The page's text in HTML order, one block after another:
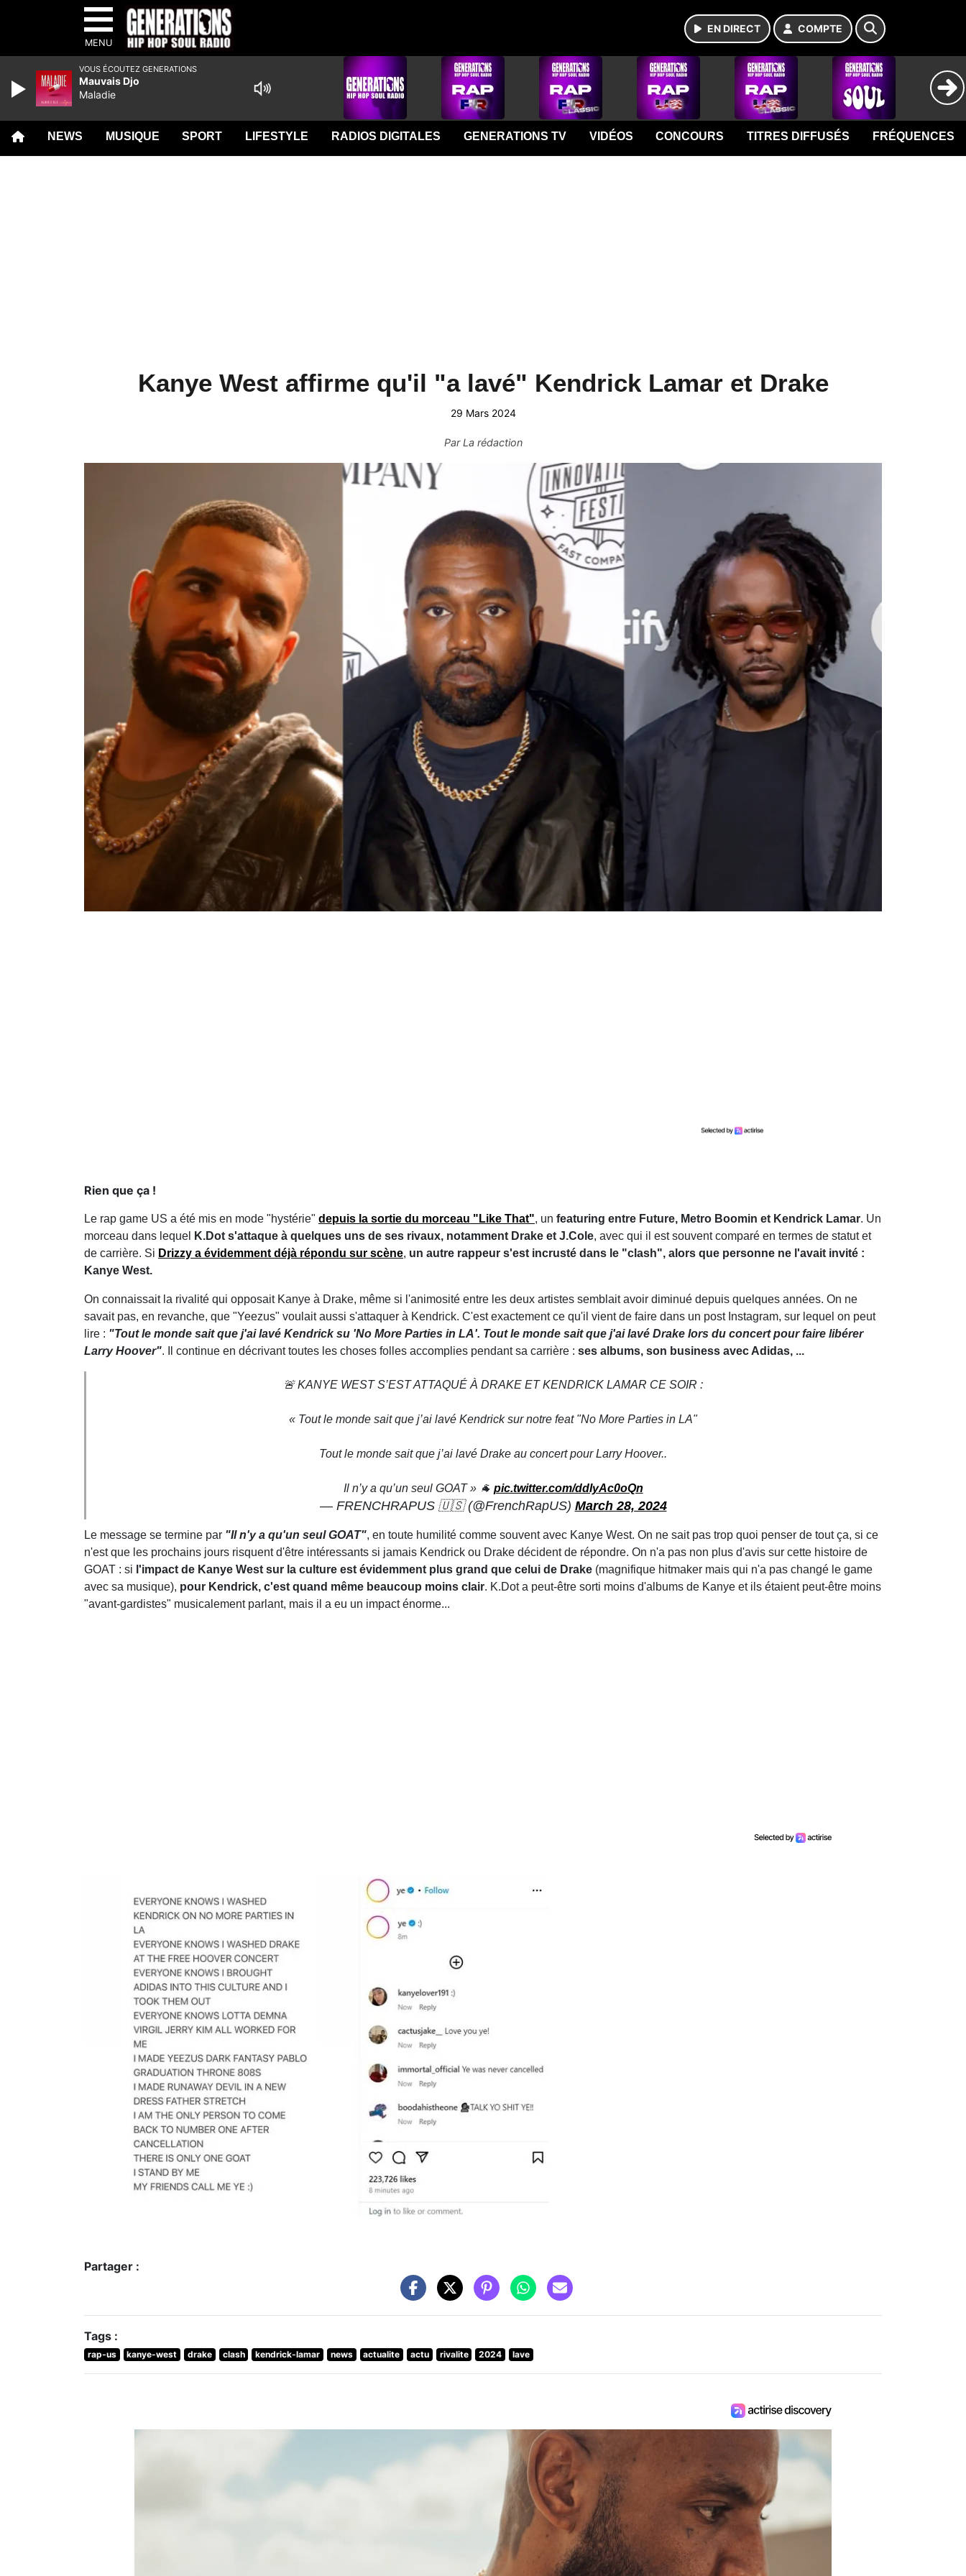
MENU
EN DIRECT COMPTE
NEWS MUSIQUE SPORT LIFESTYLE RADIOS DIGITALES GENERATIONS TV VIDÉOS CONCOURS TITRES DIFFUSÉS FRÉQUENCES
Kanye West affirme qu'il "a lavé" Kendrick Lamar et Drake
29 Mars 2024
ParLa rédaction
Rien que ça !
Le rap game US a été mis en mode "hystérie" depuis la sortie du morceau "Like That", un featuring entre Future, Metro Boomin et Kendrick Lamar. Un
morceau dans lequel
K.Dot s'attaque à quelques uns de ses rivaux, notamment Drake et J.Cole, avec qui il est souvent comparé en termes de statut et
de carrière. Si Drizzy a évidemment déjà répondu sur scène, un autre rappeur s'est incrusté dans le "clash", alors que personne ne l'avait invité :
Kanye West.
On connaissait la rivalité qui opposait Kanye à Drake, même si l'animosité entre les deux artistes semblait avoir diminué depuis quelques années. On ne
savait pas, en revanche, que "Yeezus" voulait aussi s'attaquer à Kendrick. C'est exactement ce qu'il vient de faire dans un post Instagram, sur lequel on peut
lire : "Tout le monde sait que j'ai lavé Kendrick su 'No More Parties in LA'. Tout le monde sait que j'ai lavé Drake lors du concert pour faire libérer
Larry Hoover". Il continue en décrivant toutes les choses folles accomplies pendant sa carrière : ses albums, son business avec Adidas, ...
🚨 KANYE WEST S’EST ATTAQUÉ À DRAKE ET KENDRICK LAMAR CE SOIR :
« Tout le monde sait que j’ai lavé Kendrick sur notre feat "No More Parties in LA"
Tout le monde sait que j’ai lavé Drake au concert pour Larry Hoover..
Il n’y a qu’un seul GOAT » 🐐 pic.twitter.com/ddIyAc0oQn
— FRENCHRAPUS 🇺🇸 (@FrenchRapUS) March 28, 2024
Le message se termine par "Il n'y a qu'un seul GOAT", en toute humilité comme souvent avec Kanye West. On ne sait pas trop quoi penser de tout ça, si ce
n'est que les prochains jours risquent d'être intéressants si jamais Kendrick ou Drake décident de répondre. On n'a pas non plus d'avis sur cette histoire de
GOAT : si l'impact de Kanye West sur la culture est évidemment plus grand que celui de Drake (magnifique hitmaker mais qui n'a pas changé le game
avec sa musique), pour Kendrick, c'est quand même beaucoup moins clair. K.Dot a peut-être sorti moins d'albums de Kanye et ils étaient peut-être moins
"avant-gardistes" musicalement parlant, mais il a eu un impact énorme...
Partager :
Tags :
rap-us kanye-west drake clash kendrick-lamar news actualite actu rivalite 2024 lave
VOUS ÉCOUTEZ GENERATIONS
Mauvais Djo
Maladie